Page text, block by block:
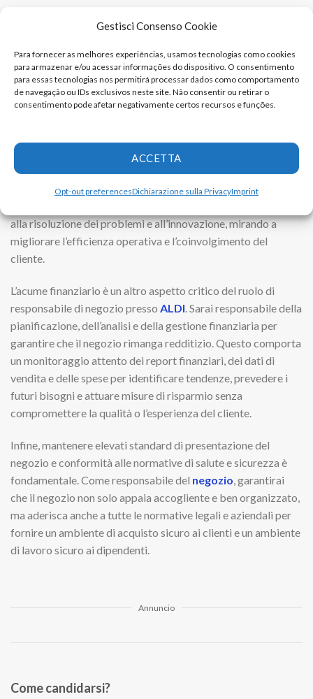
Gestisci Consenso Cookie
Para fornecer as melhores experiências, usamos tecnologias como cookies
para armazenar e/ou acessar informações do dispositivo. O consentimento
para essas tecnologias nos permitirá processar dados como comportamento
de navegação ou IDs exclusivos neste site. Não consentir ou retirar o
consentimento pode afetar negativamente certos recursos e funções.
ACCETTA
Opt-out preferencesDichiarazione sulla PrivacyImprint
scaffalista disponibili
Un nuovo ruolo: le offerte di lavoro per assistente di
panetteria
I tuoi doveri includeranno anche la pianificazionestrategica
comprensione del modello di business e della base clienti di
ALDI è cruciale poiché ti consentirà di adattare le strategie
del negozio in linea con gli obiettivi aziendali e le esigenze del
alla risoluzione dei problemi e all’innovazione, mirando a
migliorare l’efficienza operativa e l’coinvolgimento del
cliente.
L’acume finanziario è un altro aspetto critico del ruolo di
responsabile di negozio presso ALDI. Sarai responsabile della
pianificazione, dell’analisi e della gestione finanziaria per
garantire che il negozio rimanga redditizio. Questo comporta
un monitoraggio attento dei report finanziari, dei dati di
vendita e delle spese per identificare tendenze, prevedere i
futuri bisogni e attuare misure di risparmio senza
compromettere la qualità o l’esperienza del cliente.
Infine, mantenere elevati standard di presentazione del
negozio e conformità alle normative di salute e sicurezza è
fondamentale. Come responsabile del negozio, garantirai
che il negozio non solo appaia accogliente e ben organizzato,
ma aderisca anche a tutte le normative legali e aziendali per
fornire un ambiente di acquisto sicuro ai clienti e un ambiente
di lavoro sicuro ai dipendenti.
Annuncio
Come candidarsi?